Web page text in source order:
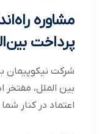
مشاوره
پرداخت
شرکت نیکوپیمان
بین الملل،
اعتماد در کنار